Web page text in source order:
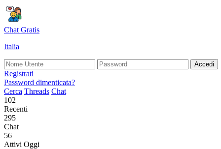
Chat Gratis
Italia
Accedi
Registrati
Password dimenticata?
Cerca Threads Chat
102
Recenti
295
Chat
56
Attivi Oggi